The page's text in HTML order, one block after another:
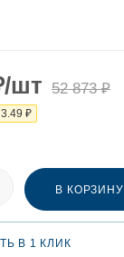
/шт 52 873₽
₽
В КОРЗИНУ
В 1 КЛИК